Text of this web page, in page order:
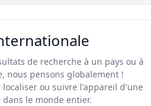
de recherche à un pays ou à
nous pensons globalement !
ou suivre l'appareil d'une
le monde entier.